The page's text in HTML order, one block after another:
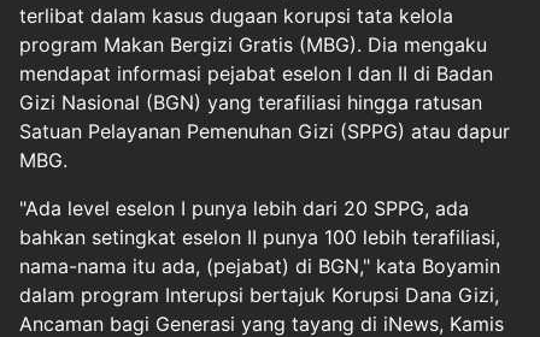
terlibat dalam kasus dugaan korupsi tata kelola
program Makan Bergizi Gratis (MBG). Dia mengaku
mendapat informasi pejabat eselon I dan II di Badan
Gizi Nasional (BGN) yang terafiliasi hingga ratusan
Satuan Pelayanan Pemenuhan Gizi (SPPG) atau dapur
MBG.
"Ada level eselon I punya lebih dari 20 SPPG, ada
bahkan setingkat eselon II punya 100 lebih terafiliasi,
nama-nama itu ada, (pejabat) di BGN," kata Boyamin
dalam program Interupsi bertajuk Korupsi Dana Gizi,
Ancaman bagi Generasi yang tayang di iNews, Kamis